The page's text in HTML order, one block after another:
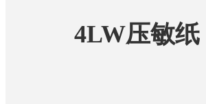
4LW压敏纸